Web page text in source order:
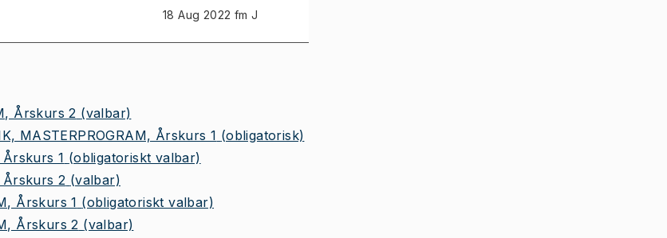
18 Aug 2022 fm J
Årskurs 2 (valbar)
MASTERPROGRAM, Årskurs 1 (obligatorisk)
Årskurs 1 (obligatoriskt valbar)
Årskurs 2 (valbar)
Årskurs 1 (obligatoriskt valbar)
Årskurs 2 (valbar)